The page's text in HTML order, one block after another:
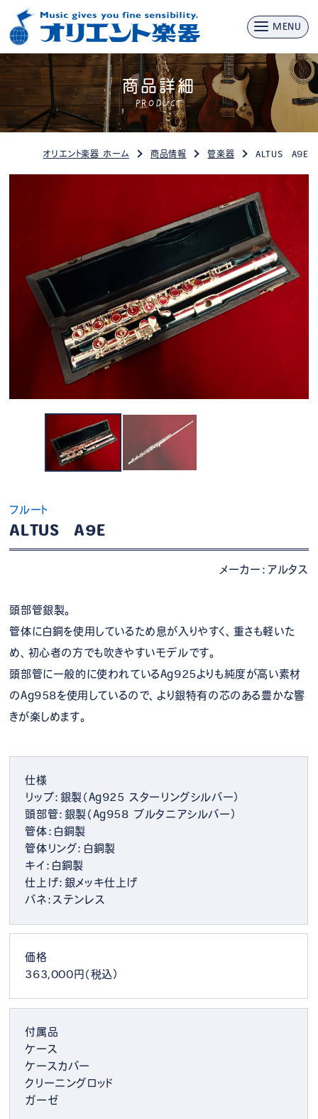
MENU
商品詳細
PRODUCT
オリエント楽器 ホーム 商品情報 管楽器 ALTUS A9E
フルート
ALTUS A9E
メーカー：アルタス
頭部管銀製。
管体に白銅を使用しているため息が入りやすく、重さも軽いた
め、初心者の方でも吹きやすいモデルです。
頭部管に一般的に使われているAg925よりも純度が高い素材
のAg958を使用しているので、より銀特有の芯のある豊かな響
きが楽しめます。
仕様
リップ：銀製（Ag925 スターリングシルバー）
頭部管：銀製（Ag958 ブルタニアシルバー）
管体：白銅製
管体リング：白銅製
キイ：白銅製
仕上げ：銀メッキ仕上げ
バネ：ステンレス
価格
363,000円（税込）
付属品
ケース
ケースカバー
クリーニングロッド
ガーゼ